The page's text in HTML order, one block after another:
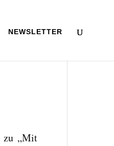
NEWSLETTER
zu „Mit